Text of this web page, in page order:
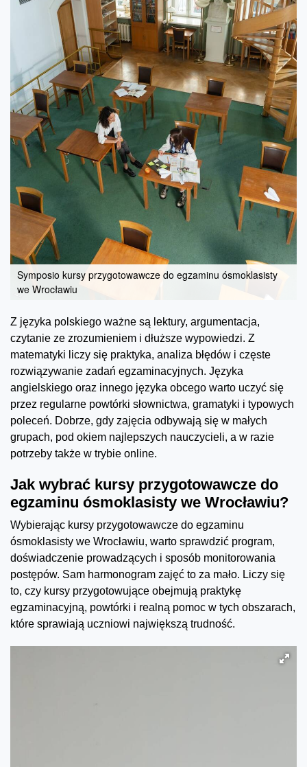
Symposio kursy przygotowawcze do egzaminu ósmoklasisty
we Wrocławiu
Z języka polskiego ważne są lektury, argumentacja,
czytanie ze zrozumieniem i dłuższe wypowiedzi. Z
matematyki liczy się praktyka, analiza błędów i częste
rozwiązywanie zadań egzaminacyjnych. Języka
angielskiego oraz innego języka obcego warto uczyć się
przez regularne powtórki słownictwa, gramatyki i typowych
poleceń. Dobrze, gdy zajęcia odbywają się w małych
grupach, pod okiem najlepszych nauczycieli, a w razie
potrzeby także w trybie online.
Jak wybrać kursy przygotowawcze do
egzaminu ósmoklasisty we Wrocławiu?
Wybierając kursy przygotowawcze do egzaminu
ósmoklasisty we Wrocławiu, warto sprawdzić program,
doświadczenie prowadzących i sposób monitorowania
postępów. Sam harmonogram zajęć to za mało. Liczy się
to, czy kursy przygotowujące obejmują praktykę
egzaminacyjną, powtórki i realną pomoc w tych obszarach,
które sprawiają uczniowi największą trudność.